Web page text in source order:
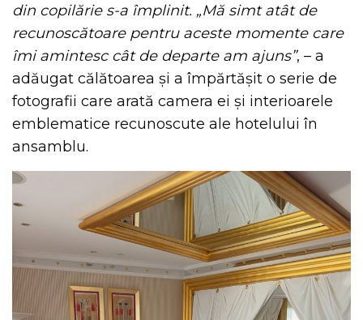
din copilărie s-a împlinit. „Mă simt atât de
recunoscătoare pentru aceste momente care
îmi amintesc cât de departe am ajuns”, – a
adăugat călătoarea și a împărtășit o serie de
fotografii care arată camera ei și interioarele
emblematice recunoscute ale hotelului în
ansamblu.